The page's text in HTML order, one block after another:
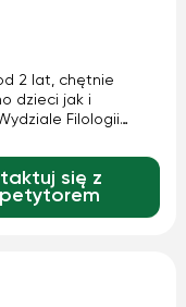
2 lat, chętnie
dzieci jak i
Filologii
nauczania, a także
materiałów.
się z